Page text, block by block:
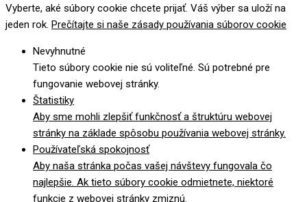
Vyberte, aké súbory cookie chcete prijať. Váš výber sa uloží na
jeden rok. Prečítajte si naše zásady používania súborov cookie
Nevyhnutné
Tieto súbory cookie nie sú voliteľné. Sú potrebné pre
fungovanie webovej stránky.
Štatistiky
Aby sme mohli zlepšiť funkčnosť a štruktúru webovej
stránky na základe spôsobu používania webovej stránky.
Používateľská spokojnosť
Aby naša stránka počas vašej návštevy fungovala čo
najlepšie. Ak tieto súbory cookie odmietnete, niektoré
funkcie z webovej stránky zmiznú.